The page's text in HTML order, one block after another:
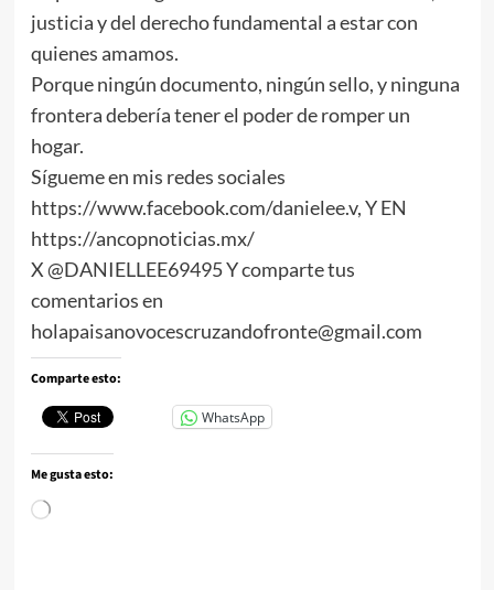
justicia y del derecho fundamental a estar con
quienes amamos.
Porque ningún documento, ningún sello, y ninguna
frontera debería tener el poder de romper un
hogar.
Sígueme en mis redes sociales
https://www.facebook.com/danielee.v, Y EN
https://ancopnoticias.mx/
X @DANIELLEE69495 Y comparte tus
comentarios en
holapaisanovocescruzandofronte@gmail.com
Comparte esto:
WhatsApp
Me gusta esto:
Cargando...